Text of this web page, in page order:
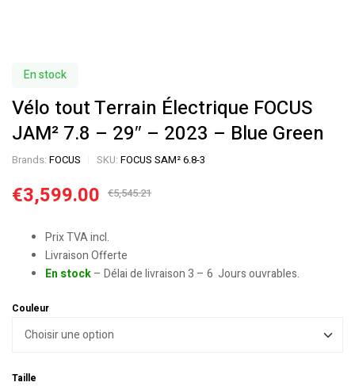
En stock
Vélo tout Terrain Électrique FOCUS
JAM² 7.8 – 29″ – 2023 – Blue Green
Brands: FOCUS SKU: FOCUS SAM² 6.8-3
€5,545.21
€3,599.00
Prix TVA incl.
Livraison Offerte
En stock– Délai de livraison 3 – 6 Jours ouvrables.
Couleur
Taille